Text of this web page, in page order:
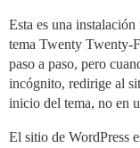
Esta es una
tema Twenty Twenty-
paso a paso, pero
incógnito, redirige al
inicio del tema, no en
El sitio de WordPress